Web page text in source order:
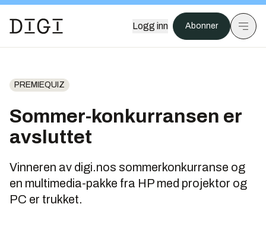
Logg inn Abonner
PREMIEQUIZ
Sommer-konkurransen er
avsluttet
Vinneren av digi.nos sommerkonkurranse og
en multimedia-pakke fra HP med projektor og
PC er trukket.